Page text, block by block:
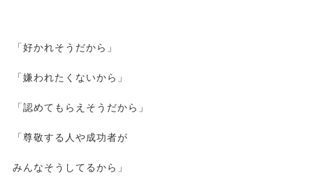
「好かれそうだから」
「嫌われたくないから」
「認めてもらえそうだから」
「尊敬する人や成功者が
みんなそうしてるから」